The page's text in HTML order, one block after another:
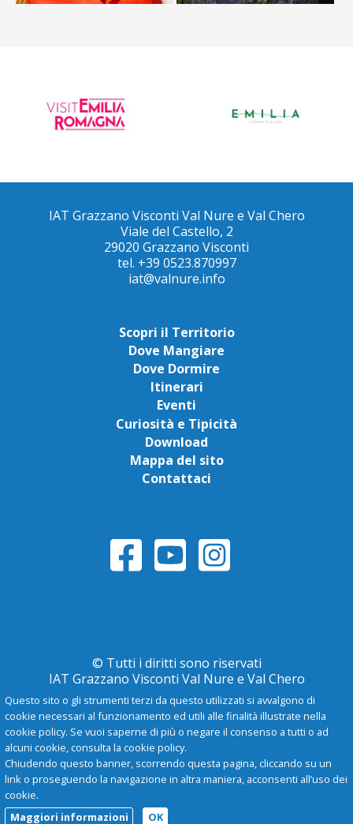
IAT Grazzano Visconti Val Nure e Val Chero
Viale del Castello, 2
29020 Grazzano Visconti
tel. +39 0523.870997
iat@valnure.info
Scopri il Territorio
Dove Mangiare
Dove Dormire
Itinerari
Eventi
Curiosità e Tipicità
Download
Mappa del sito
Contattaci
© Tutti i diritti sono riservati
IAT Grazzano Visconti Val Nure e Val Chero
Privacy Policy
Questo sito o gli strumenti terzi da questo utilizzati si avvalgono di
cookie necessari al funzionamento ed utili alle finalità illustrate nella
cookie policy. Se vuoi saperne di più o negare il consenso a tutti o ad
alcuni cookie, consulta la cookie policy.
Chiudendo questo banner, scorrendo questa pagina, cliccando su un
link o proseguendo la navigazione in altra maniera, acconsenti all’uso dei
cookie.
Maggiori informazioni
OK
- A +